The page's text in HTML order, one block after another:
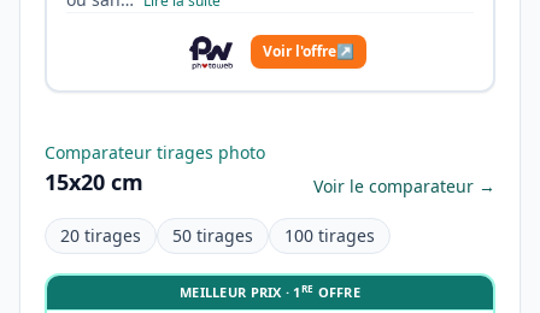
Voir l'offre↗
Comparateur tirages photo
15x20 cm Voir le comparateur →
20 tirages 50 tirages 100 tirages
MEILLEUR PRIX · 1RE OFFRE